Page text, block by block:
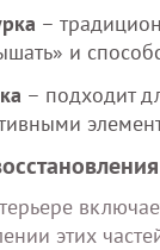
–
и
– подходит
этих